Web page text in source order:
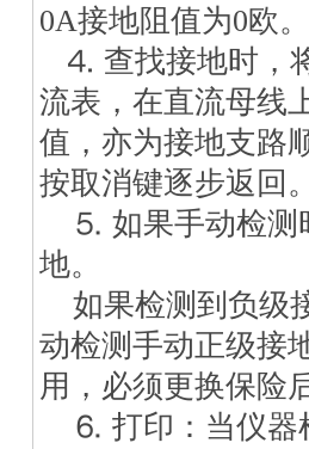
0A接地阻值为0欧。
⒋ 查找接地时，
流表，在直流母线
值，亦为接地支路
按取消键逐步返回
⒌ 如果手动检测
地。
如果检测到负级
动检测手动正级接
用，必须更换保险
⒍ 打印：当仪器